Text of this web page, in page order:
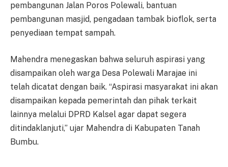
pembangunan Jalan Poros Polewali, bantuan
pembangunan masjid, pengadaan tambak bioflok, serta
penyediaan tempat sampah.
Mahendra menegaskan bahwa seluruh aspirasi yang
disampaikan oleh warga Desa Polewali Marajae ini
telah dicatat dengan baik. “Aspirasi masyarakat ini akan
disampaikan kepada pemerintah dan pihak terkait
lainnya melalui DPRD Kalsel agar dapat segera
ditindaklanjuti,” ujar Mahendra di Kabupaten Tanah
Bumbu.